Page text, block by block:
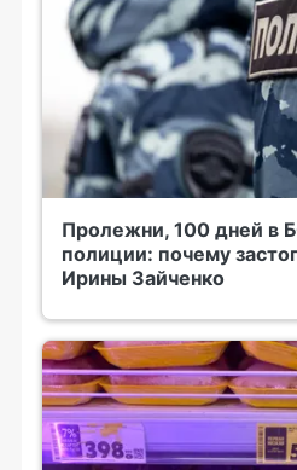
Пролежни, 100 дней в
полиции: почему
Ирины Зайченко